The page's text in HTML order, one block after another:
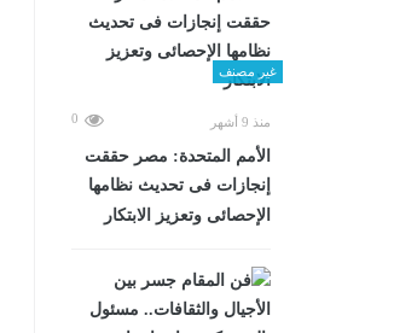
غير مصنف
منذ 9 أشهر 0
الأمم المتحدة: مصر حققت
إنجازات فى تحديث نظامها
الإحصائى وتعزيز الابتكار